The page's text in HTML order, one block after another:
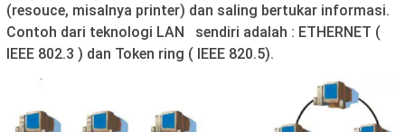
(resouce, misalnya printer) dan saling bertukar informasi.
Contoh dari teknologi LAN sendiri adalah : ETHERNET (
IEEE 802.3 ) dan Token ring ( IEEE 820.5).